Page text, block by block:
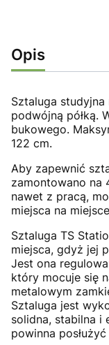
Opis
Sztaluga studyjna
podwójną półką.
bukowego.
122 cm.
Aby zapewnić
zamontowano na
nawet z pracą,
miejsca na
Sztaluga TS
miejsca, gdyż jej
Jest ona
który mocuje się
metalowym
Sztaluga jest
solidna, stabilna i
powinna